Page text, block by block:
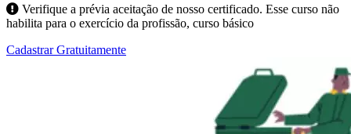
Verifique a prévia aceitação de nosso certificado. Esse curso não
habilita para o exercício da profissão, curso básico
Cadastrar Gratuitamente